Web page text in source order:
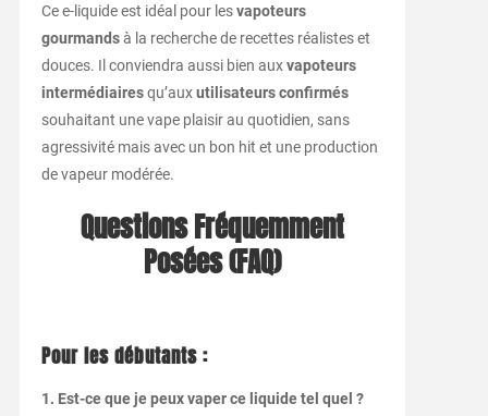
Ce e-liquide est idéal pour lesvapoteurs
gourmandsà la recherche de recettes réalistes et
douces. Il conviendra aussi bien auxvapoteurs
intermédiairesqu’auxutilisateurs confirmés
souhaitant une vape plaisir au quotidien, sans
agressivité mais avec un bon hit et une production
de vapeur modérée.
Questions Fréquemment
Posées (FAQ)
Pour les débutants :
1. Est-ce que je peux vaper ce liquide tel quel ?